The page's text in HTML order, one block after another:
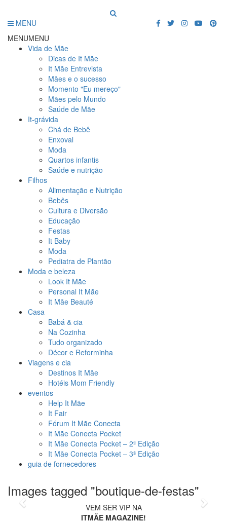
MENU
MENUMENU
Vida de Mãe
Dicas de It Mãe
It Mãe Entrevista
Mães e o sucesso
Momento "Eu mereço"
Mães pelo Mundo
Saúde de Mãe
It-grávida
Chá de Bebê
Enxoval
Moda
Quartos infantis
Saúde e nutrição
Filhos
Alimentação e Nutrição
Bebês
Cultura e Diversão
Educação
Festas
It Baby
Moda
Pediatra de Plantão
Moda e beleza
Look It Mãe
Personal It Mãe
It Mãe Beauté
Casa
Babá & cia
Na Cozinha
Tudo organizado
Décor e Reforminha
Viagens e cia
Destinos It Mãe
Hotéis Mom Friendly
eventos
Help It Mãe
It Fair
Fórum It Mãe Conecta
It Mãe Conecta Pocket
It Mãe Conecta Pocket – 2ª Edição
It Mãe Conecta Pocket – 3ª Edição
guia de fornecedores
Images tagged "boutique-de-festas"
Previous Next
VEM SER VIP NA
ITMÃE MAGAZINE!